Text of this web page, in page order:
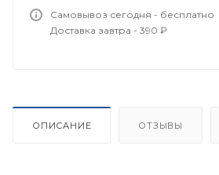
Самовывоз сегодня - бесплатно
Доставка завтра - 390 ₽
ОПИСАНИЕ ОТЗЫВЫ